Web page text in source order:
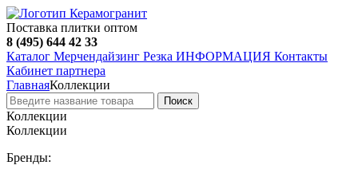
Поставка плитки оптом
8 (495) 644 42 33
Каталог Мерчендайзинг Резка ИНФОРМАЦИЯ Контакты
Кабинет партнера
ГлавнаяКоллекции
Поиск
Коллекции
Коллекции
Бренды: